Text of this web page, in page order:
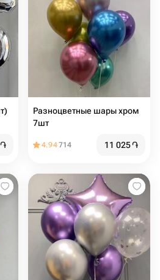
֏
Разноцветные шары хром
7шт
4.94714 11 025֏